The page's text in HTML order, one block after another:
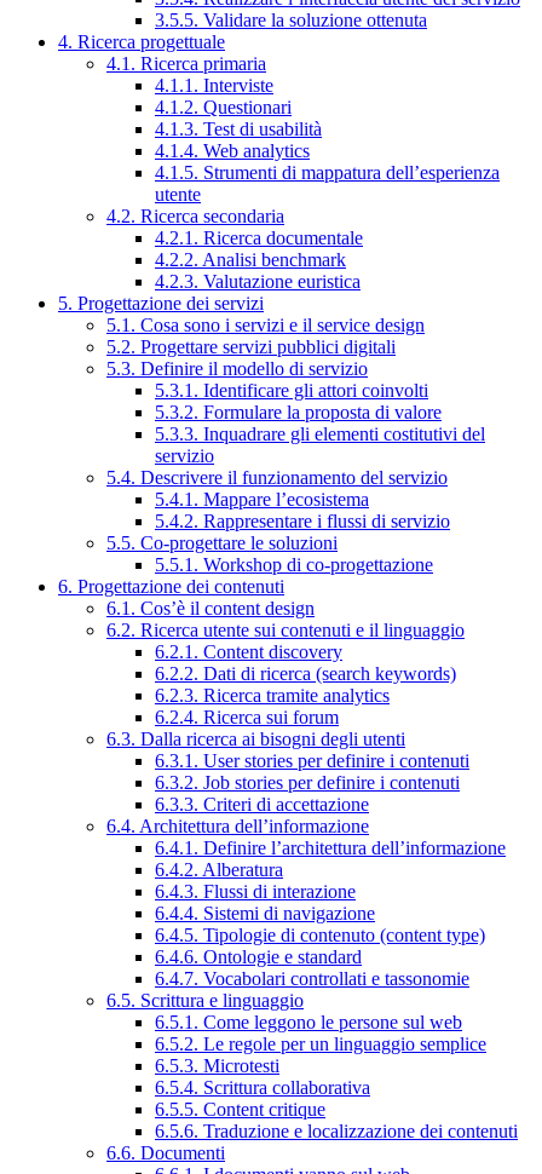
3.5.5. Validare la soluzione ottenuta
4. Ricerca progettuale
4.1. Ricerca primaria
4.1.1. Interviste
4.1.2. Questionari
4.1.3. Test di usabilità
4.1.4. Web analytics
4.1.5. Strumenti di mappatura dell’esperienza
utente
4.2. Ricerca secondaria
4.2.1. Ricerca documentale
4.2.2. Analisi benchmark
4.2.3. Valutazione euristica
5. Progettazione dei servizi
5.1. Cosa sono i servizi e il service design
5.2. Progettare servizi pubblici digitali
5.3. Definire il modello di servizio
5.3.1. Identificare gli attori coinvolti
5.3.2. Formulare la proposta di valore
5.3.3. Inquadrare gli elementi costitutivi del
servizio
5.4. Descrivere il funzionamento del servizio
5.4.1. Mappare l’ecosistema
5.4.2. Rappresentare i flussi di servizio
5.5. Co-progettare le soluzioni
5.5.1. Workshop di co-progettazione
6. Progettazione dei contenuti
6.1. Cos’è il content design
6.2. Ricerca utente sui contenuti e il linguaggio
6.2.1. Content discovery
6.2.2. Dati di ricerca (search keywords)
6.2.3. Ricerca tramite analytics
6.2.4. Ricerca sui forum
6.3. Dalla ricerca ai bisogni degli utenti
6.3.1. User stories per definire i contenuti
6.3.2. Job stories per definire i contenuti
6.3.3. Criteri di accettazione
6.4. Architettura dell’informazione
6.4.1. Definire l’architettura dell’informazione
6.4.2. Alberatura
6.4.3. Flussi di interazione
6.4.4. Sistemi di navigazione
6.4.5. Tipologie di contenuto (content type)
6.4.6. Ontologie e standard
6.4.7. Vocabolari controllati e tassonomie
6.5. Scrittura e linguaggio
6.5.1. Come leggono le persone sul web
6.5.2. Le regole per un linguaggio semplice
6.5.3. Microtesti
6.5.4. Scrittura collaborativa
6.5.5. Content critique
6.5.6. Traduzione e localizzazione dei contenuti
6.6. Documenti